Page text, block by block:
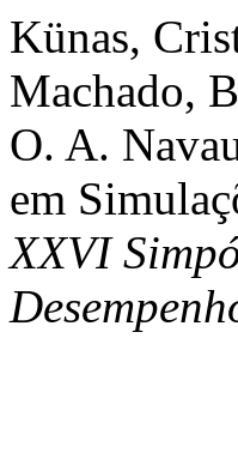
Künas,
Machado,
O. A.
em
XXVI